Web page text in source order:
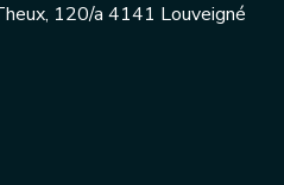
120/a 4141 Louveigné